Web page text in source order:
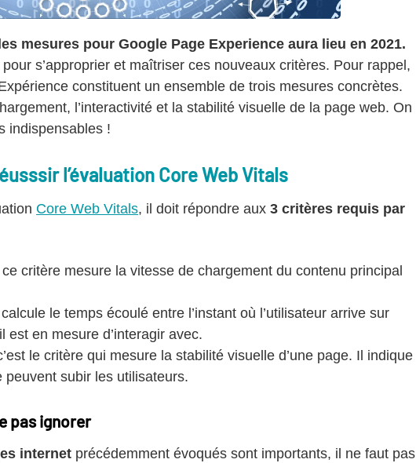
mesures pour Google Page Experience aura lieu en 2021.
s’approprier et maîtriser ces nouveaux critères. Pour rappel,
constituent un ensemble de trois mesures concrètes.
l’interactivité et la stabilité visuelle de la page web. On
indispensables !
l’évaluation Core Web Vitals
Core Web Vitals, il doit répondre aux 3 critères requis par
ce critère mesure la vitesse de chargement du contenu principal
le temps écoulé entre l’instant où l’utilisateur arrive sur
en mesure d’interagir avec.
le critère qui mesure la stabilité visuelle d’une page. Il indique
peuvent subir les utilisateurs.
pas ignorer
internet précédemment évoqués sont importants, il ne faut pas